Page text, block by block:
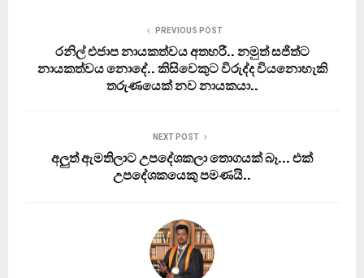
PREVIOUS POST
රනිල් එජාප නායකත්වය අතහරී.. නමුත් සජිත්ට
නායකත්වය නොදේ.. කිසිවෙකුට විරුද්ද වියනොහැකි
තරුණයෙක් නව නායකයා..
NEXT POST
අලුත් ඇමතිලාට උපදේශකලා තොගයක් බෑ… එක්
උපදේශකයෙකු පමණයි..